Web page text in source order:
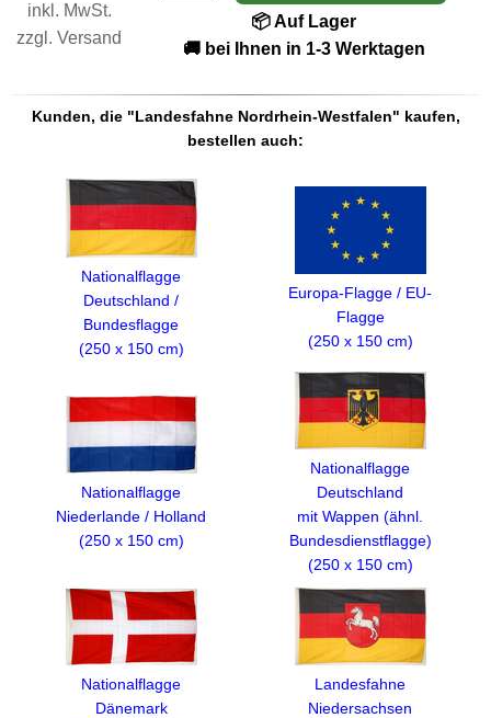
inkl. MwSt.
zzgl. Versand
📦 Auf Lager
🚚 bei Ihnen in 1-3 Werktagen
Kunden, die "Landesfahne Nordrhein-Westfalen" kaufen,
bestellen auch:
Nationalflagge
Deutschland /
Bundesflagge
(250 x 150 cm)
Europa-Flagge / EU-
Flagge
(250 x 150 cm)
Nationalflagge
Niederlande / Holland
(250 x 150 cm)
Nationalflagge
Deutschland
mit Wappen (ähnl.
Bundesdienstflagge)
(250 x 150 cm)
Nationalflagge
Dänemark
Landesfahne
Niedersachsen